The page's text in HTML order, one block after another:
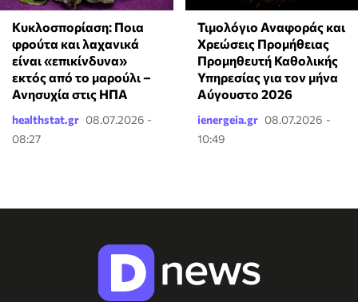
Κυκλοσπορίαση: Ποια
φρούτα και λαχανικά
είναι «επικίνδυνα»
εκτός από το μαρούλι –
Ανησυχία στις ΗΠΑ
healthstat.gr 08.07.2026 -
08:27
Τιμολόγιο Αναφοράς και
Χρεώσεις Προμήθειας
Προμηθευτή Καθολικής
Υπηρεσίας για τον μήνα
Αύγουστο 2026
ienergeia.gr 08.07.2026 -
10:49